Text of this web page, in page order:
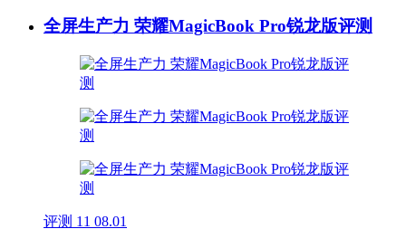
全屏生产力 荣耀MagicBook Pro锐龙版评测
评测 11 08.01